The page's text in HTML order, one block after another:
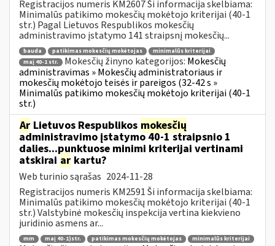
Registracijos numeris KM2607 Ši informacija skelbiama:
Minimalūs patikimo mokesčių mokėtojo kriterijai (40-1
str.) Pagal Lietuvos Respublikos mokesčių
administravimo įstatymo 141 straipsnį mokesčių...
bauda patikimas mokesčių mokėtojas
minimalūs kriterijai
maį 40-1 str.
Mokesčių žinyno kategorijos: Mokesčių
administravimas » Mokesčių administratoriaus ir
mokesčių mokėtojo teisės ir pareigos (32-42 s »
Minimalūs patikimo mokesčių mokėtojo kriterijai (40-1
str.)
Ar Lietuvos Respublikos mokesčių
administravimo įstatymo 40-1 straipsnio 1
dalies...punktuose minimi kriterijai vertinami
atskirai ar kartu?
Web turinio sąrašas 2024-11-28
Registracijos numeris KM2591 Ši informacija skelbiama:
Minimalūs patikimo mokesčių mokėtojo kriterijai (40-1
str.) Valstybinė mokesčių inspekcija vertina kiekvieno
juridinio asmens ar...
mm maį 40-1)str. patikimas mokesčių mokėtojas minimalūs kriterijai